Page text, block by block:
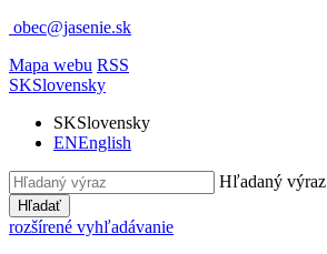
obec@jasenie.sk
Mapa webu RSS
SKSlovensky
SKSlovensky
ENEnglish
Hľadaný výraz
Hľadať
rozšírené vyhľadávanie